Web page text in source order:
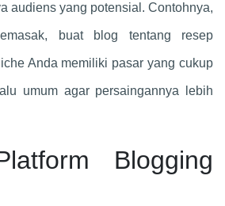
audiens yang potensial. Contohnya,
buat blog tentang resep
Anda memiliki pasar yang cukup
umum agar persaingannya lebih
Blogging